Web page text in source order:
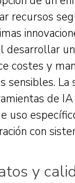
recursos
desarrollar
costes y
sensibles. La
de
uso
con
y